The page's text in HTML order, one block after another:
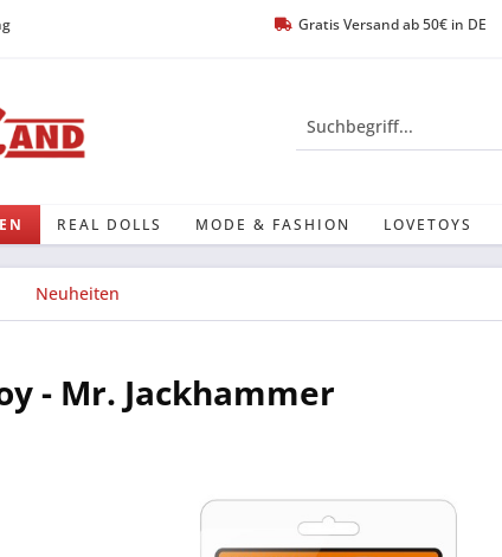
Gratis Versand ab 50€ in DE
REAL DOLLS MODE & FASHION LOVETOYS
Neuheiten
- Mr. Jackhammer